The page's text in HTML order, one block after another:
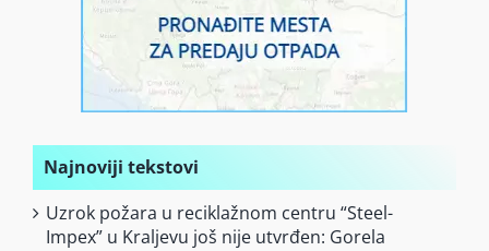
Najnoviji tekstovi
Uzrok požara u reciklažnom centru “Steel-
Impex” u Kraljevu još nije utvrđen: Gorela